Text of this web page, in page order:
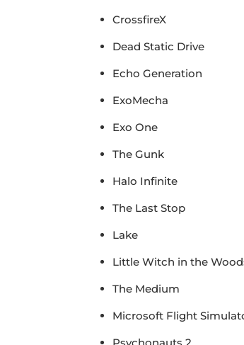
CrossfireX
Dead Static Drive
Echo Generation
ExoMecha
Exo One
The Gunk
Halo Infinite
The Last Stop
Lake
Little Witch in the
The Medium
Microsoft Flight